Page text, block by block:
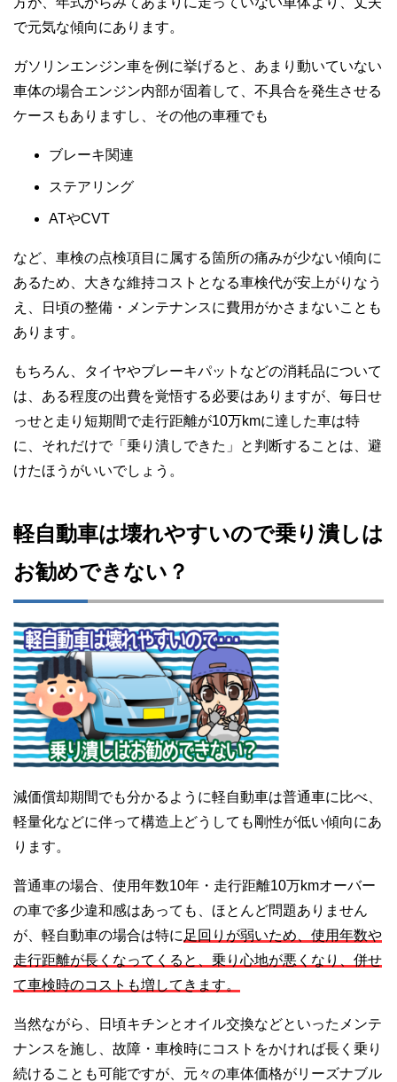
で元気な傾向にあります。
ガソリンエンジン車を例に挙げると、あまり動いていない
車体の場合エンジン内部が固着して、不具合を発生させる
ケースもありますし、その他の車種でも
ブレーキ関連
ステアリング
ATやCVT
など、車検の点検項目に属する箇所の痛みが少ない傾向に
あるため、大きな維持コストとなる車検代が安上がりなう
え、日頃の整備・メンテナンスに費用がかさまないことも
あります。
もちろん、タイヤやブレーキパットなどの消耗品について
は、ある程度の出費を覚悟する必要はありますが、毎日せ
っせと走り短期間で走行距離が10万kmに達した車は特
に、それだけで「乗り潰しできた」と判断することは、避
けたほうがいいでしょう。
軽自動車は壊れやすいので乗り潰しは
お勧めできない？
減価償却期間でも分かるように軽自動車は普通車に比べ、
軽量化などに伴って構造上どうしても剛性が低い傾向にあ
ります。
普通車の場合、使用年数10年・走行距離10万kmオーバー
の車で多少違和感はあっても、ほとんど問題ありません
が、軽自動車の場合は特に 足回りが弱いため、使用年数や
走行距離が長くなってくると、乗り心地が悪くなり、併せ
て車検時のコストも増してきます。
当然ながら、日頃キチンとオイル交換などといったメンテ
ナンスを施し、故障・車検時にコストをかければ長く乗り
続けることも可能ですが、元々の車体価格がリーズナブル